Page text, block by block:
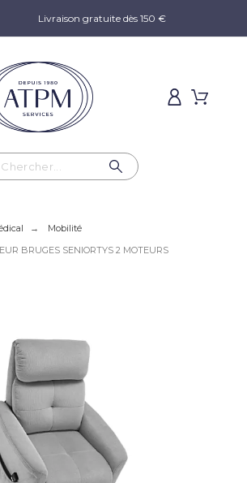
Livraison gratuite dès 150 €
Mobilité
BRUGES SENIORTYS 2 MOTEURS